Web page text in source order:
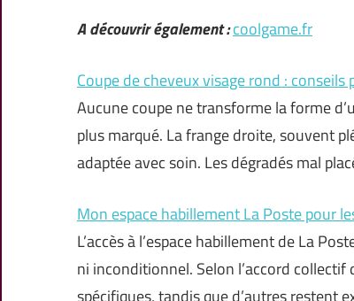
A découvrir également :coolgame.fr
Coupe de cheveux visage rond :
Aucune coupe ne transforme la forme
plus marqué. La frange droite, souvent
adaptée avec soin. Les dégradés mal
Mon espace habillement La Poste pour
L’accès à l’espace habillement de La
ni inconditionnel. Selon l’accord